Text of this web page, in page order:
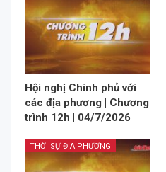
Hội nghị Chính phủ với
các địa phương | Chương
trình 12h | 04/7/2026
THỜI SỰ ĐỊA PHƯƠNG